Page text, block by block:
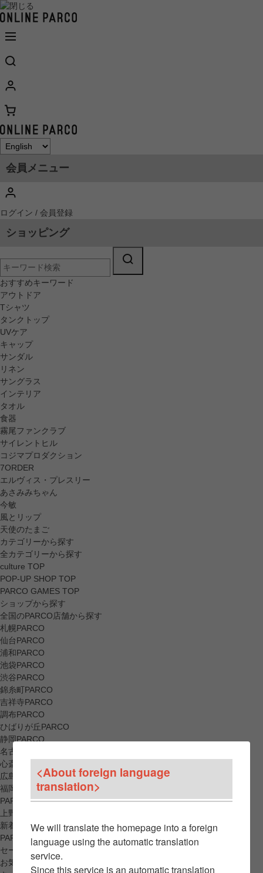
会員メニュー
ログイン / 会員登録
ショッピング
おすすめキーワード
アウトドア
Tシャツ
タンクトップ
UVケア
キャップ
サンダル
リネン
サングラス
インテリア
タオル
食器
霧尾ファンクラブ
サイレントヒル
コジマプロダクション
7ORDER
エルヴィス・プレスリー
あさみみちゃん
今敏
風とリップ
天使のたまご
カテゴリーから探す
全カテゴリーから探す
culture TOP
POP-UP SHOP TOP
PARCO GAMES TOP
ショップから探す
全国のPARCO店舗から探す
札幌PARCO
仙台PARCO
浦和PARCO
池袋PARCO
渋谷PARCO
錦糸町PARCO
吉祥寺PARCO
調布PARCO
ひばりが丘PARCO
静岡PARCO
名古屋PARCO
心斎橋PARCO
広島PARCO
福岡PARCO
PARCO_ya
上野
新着アイテムから探す
PARCO限定アイテムから探す
セールアイテムから探す
お気に入りから探す
<About foreign language
translation>
We will translate the homepage into a foreign
language using the automatic translation
service.
Since this service is an automatic translation